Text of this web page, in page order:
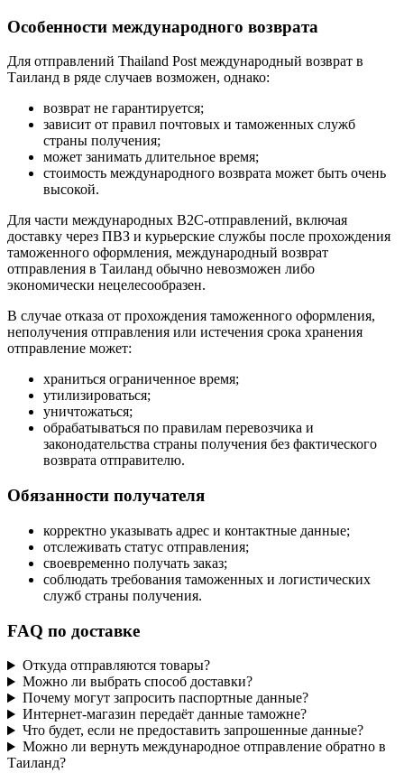
Особенности международного возврата
Для отправлений Thailand Post международный возврат в
Таиланд в ряде случаев возможен, однако:
возврат не гарантируется;
зависит от правил почтовых и таможенных служб
страны получения;
может занимать длительное время;
стоимость международного возврата может быть очень
высокой.
Для части международных B2C-отправлений, включая
доставку через ПВЗ и курьерские службы после прохождения
таможенного оформления, международный возврат
отправления в Таиланд обычно невозможен либо
экономически нецелесообразен.
В случае отказа от прохождения таможенного оформления,
неполучения отправления или истечения срока хранения
отправление может:
храниться ограниченное время;
утилизироваться;
уничтожаться;
обрабатываться по правилам перевозчика и
законодательства страны получения без фактического
возврата отправителю.
Обязанности получателя
корректно указывать адрес и контактные данные;
отслеживать статус отправления;
своевременно получать заказ;
соблюдать требования таможенных и логистических
служб страны получения.
FAQ по доставке
Откуда отправляются товары?
Можно ли выбрать способ доставки?
Почему могут запросить паспортные данные?
Интернет-магазин передаёт данные таможне?
Что будет, если не предоставить запрошенные данные?
Можно ли вернуть международное отправление обратно в
Таиланд?